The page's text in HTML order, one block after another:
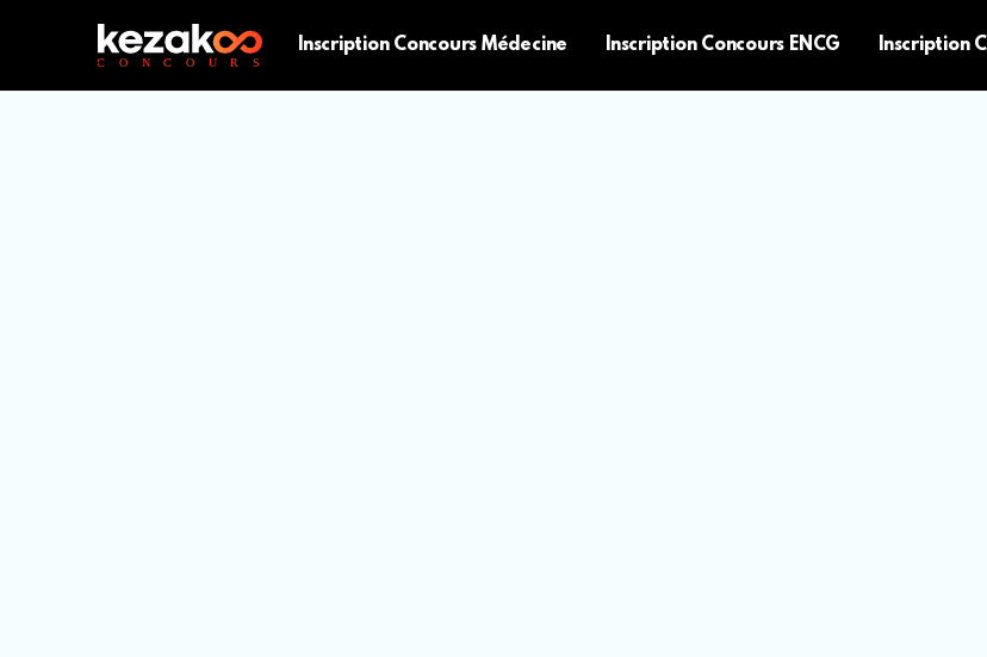
Inscription Concours Médecine Inscription Concours ENCG Inscription